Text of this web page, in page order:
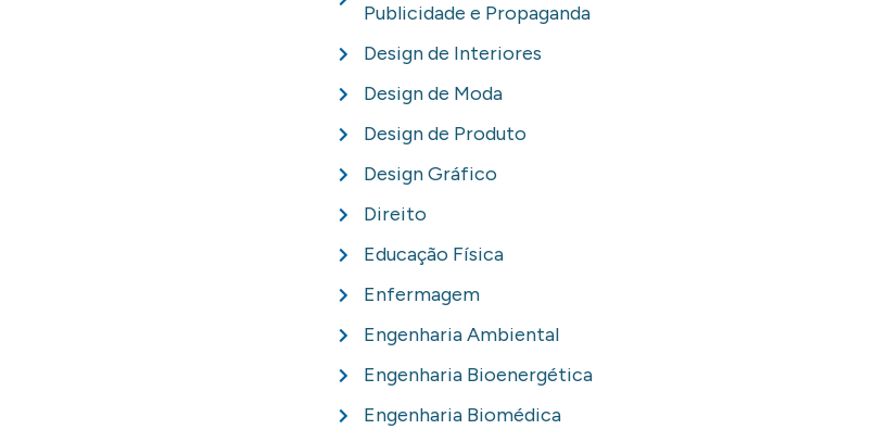
Publicidade e Propaganda
Design de Interiores
Design de Moda
Design de Produto
Design Gráfico
Direito
Educação Física
Enfermagem
Engenharia Ambiental
Engenharia Bioenergética
Engenharia Biomédica